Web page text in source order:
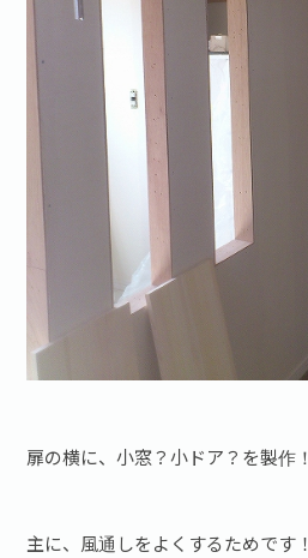
扉の横に、小窓？小ドア？を製作！
主に、風通しをよくするためです！